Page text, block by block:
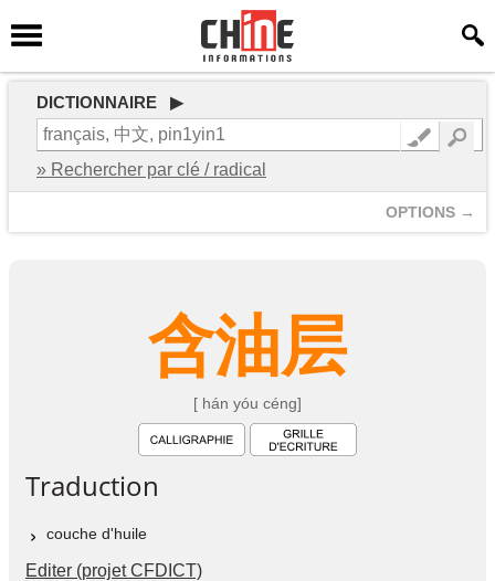
DICTIONNAIRE ▶
» Rechercher par clé / radical
OPTIONS →
含油层
[ hán yóu céng]
Traduction
couche d'huile
Editer (projet CFDICT)